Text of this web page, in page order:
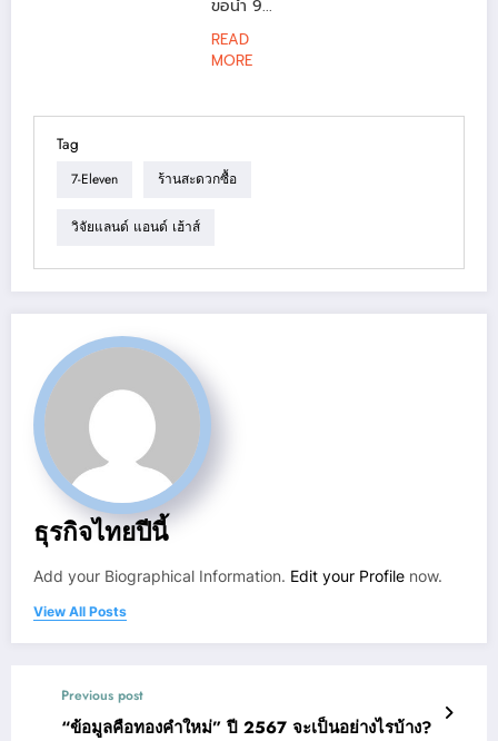
ขอนำ 9...
READ
MORE
Tag
7-Eleven ร้านสะดวกซื้อ
วิจัยแลนด์ แอนด์ เฮ้าส์
ธุรกิจไทยปีนี้
Add your Biographical Information. Edit your Profile now.
View All Posts
Previous post
“ข้อมูลคือทองคำใหม่” ปี 2567 จะเป็นอย่างไรบ้าง?